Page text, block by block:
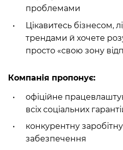
проблемами
Цікавитесь бізнесом,
трендами й хочете
просто «свою зону
Компанія пропонує:
офіційне
всіх соціальних
конкурентну